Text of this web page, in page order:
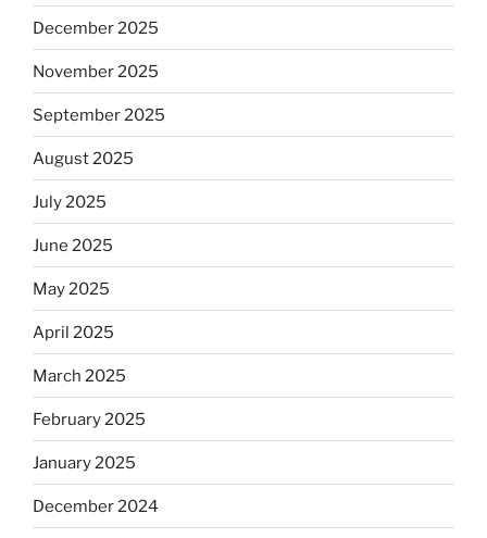
December 2025
November 2025
September 2025
August 2025
July 2025
June 2025
May 2025
April 2025
March 2025
February 2025
January 2025
December 2024